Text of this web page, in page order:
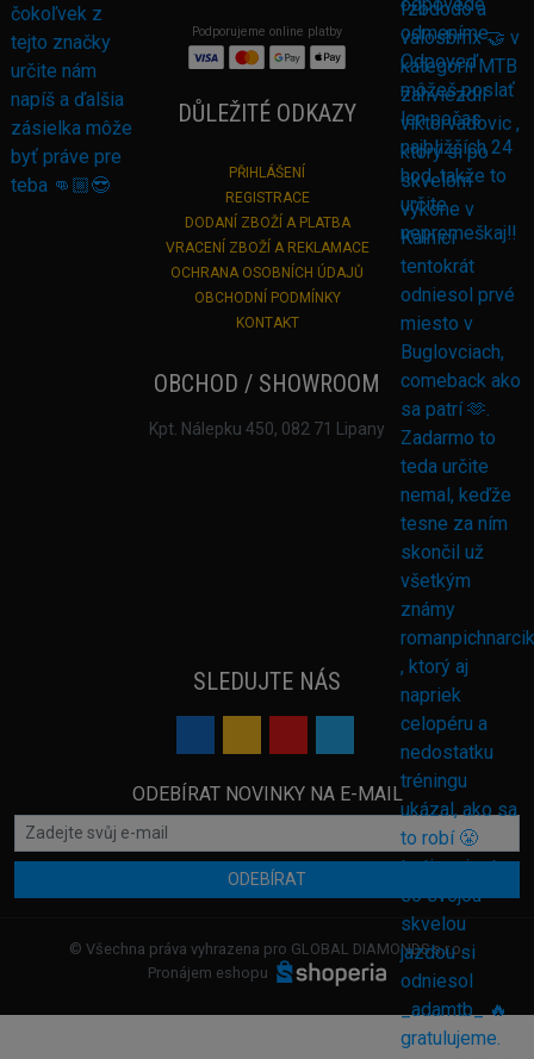
Podporujeme online platby
DŮLEŽITÉ ODKAZY
PŘIHLÁŠENÍ
REGISTRACE
DODANÍ ZBOŽÍ A PLATBA
VRACENÍ ZBOŽÍ A REKLAMACE
OCHRANA OSOBNÍCH ÚDAJŮ
OBCHODNÍ PODMÍNKY
KONTAKT
OBCHOD / SHOWROOM
Kpt. Nálepku 450, 082 71 Lipany
SLEDUJTE NÁS
ODEBÍRAT NOVINKY NA E-MAIL
ODEBÍRAT
© Všechna práva vyhrazena pro GLOBAL DIAMONDS s.r.o.
Pronájem eshopu